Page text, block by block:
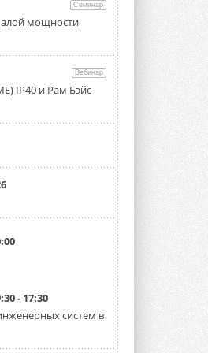
от 22,4 до 56 кВт.
трубопроводов ...
студенческих
лидеры 2026»
«ТИМ-лидеры»
2026 года ...
за Уралом
землячества в
посетил
рабочим визитом ...
чиллер AquaEdge
R1234ze ...
Семинар
мощности
Вебинар
IP40 и Рам Бэйс
- 17:30
систем в